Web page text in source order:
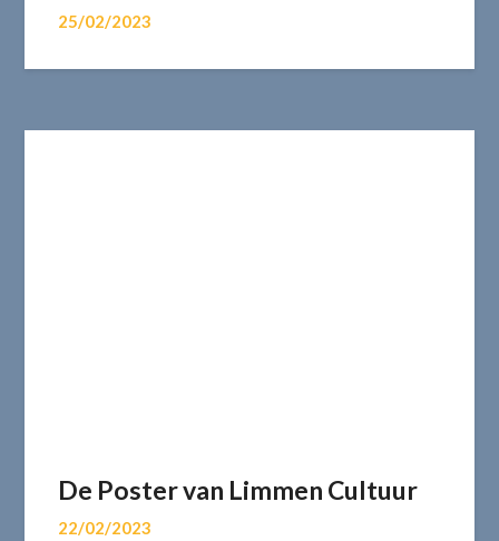
25/02/2023
De Poster van Limmen Cultuur
22/02/2023